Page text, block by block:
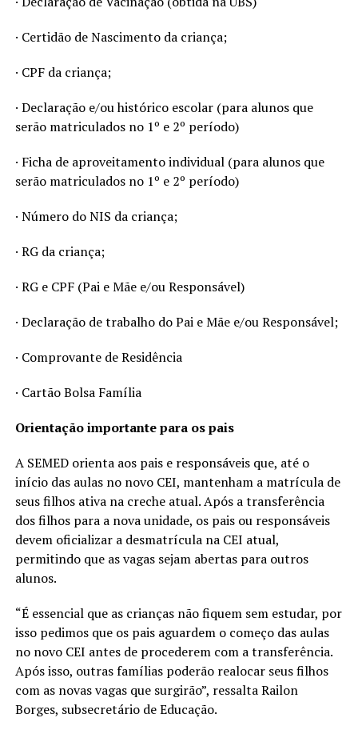
· Certidão de Nascimento da criança;
· CPF da criança;
· Declaração e/ou histórico escolar (para alunos que
serão matriculados no 1º e 2º período)
· Ficha de aproveitamento individual (para alunos que
serão matriculados no 1º e 2º período)
· Número do NIS da criança;
· RG da criança;
· RG e CPF (Pai e Mãe e/ou Responsável)
· Declaração de trabalho do Pai e Mãe e/ou Responsável;
· Comprovante de Residência
· Cartão Bolsa Família
Orientação importante para os pais
A SEMED orienta aos pais e responsáveis que, até o
início das aulas no novo CEI, mantenham a matrícula de
seus filhos ativa na creche atual. Após a transferência
dos filhos para a nova unidade, os pais ou responsáveis
devem oficializar a desmatrícula na CEI atual,
permitindo que as vagas sejam abertas para outros
alunos.
“É essencial que as crianças não fiquem sem estudar, por
isso pedimos que os pais aguardem o começo das aulas
no novo CEI antes de procederem com a transferência.
Após isso, outras famílias poderão realocar seus filhos
com as novas vagas que surgirão”, ressalta Railon
Borges, subsecretário de Educação.